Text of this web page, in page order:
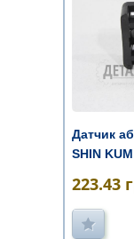
Датчик
SHIN KUM
223.43